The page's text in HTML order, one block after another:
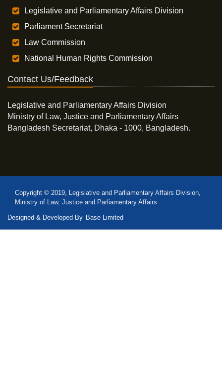
Legislative and Parliamentary Affairs Division
Parliament Secretariat
Law Commission
National Human Rights Commission
Contact Us/Feedback
Legislative and Parliamentary Affairs Division
Ministry of Law, Justice and Parliamentary Affairs
Bangladesh Secretariat, Dhaka - 1000, Bangladesh.
Copyright © 2019, Legislative and Parliamentary Affairs Division,
Ministry of Law, Justice and Parliamentary Affairs
Designed & Developed By Base Limited